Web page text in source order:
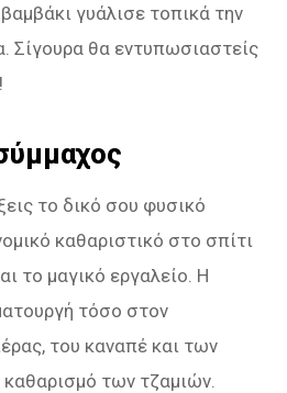
γυάλισε τοπικά την
Σίγουρα θα εντυπωσιαστείς
το δικό σου φυσικό
καθαριστικό στο σπίτι
το μαγικό εργαλείο. Η
τόσο στον
του καναπέ και των
των τζαμιών.